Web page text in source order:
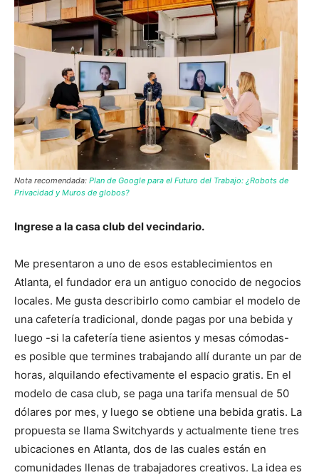
Nota recomendada: Plan de Google para el Futuro del Trabajo: ¿Robots de
Privacidad y Muros de globos?
Ingrese a la casa club del vecindario.
Me presentaron a uno de esos establecimientos en
Atlanta, el fundador era un antiguo conocido de negocios
locales. Me gusta describirlo como cambiar el modelo de
una cafetería tradicional, donde pagas por una bebida y
luego -si la cafetería tiene asientos y mesas cómodas-
es posible que termines trabajando allí durante un par de
horas, alquilando efectivamente el espacio gratis. En el
modelo de casa club, se paga una tarifa mensual de 50
dólares por mes, y luego se obtiene una bebida gratis. La
propuesta se llama Switchyards y actualmente tiene tres
ubicaciones en Atlanta, dos de las cuales están en
comunidades llenas de trabajadores creativos. La idea es